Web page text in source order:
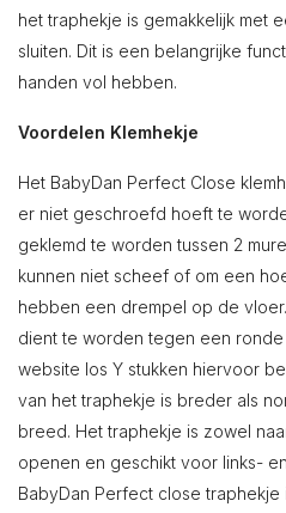
het traphekje is gemakkelijk met
sluiten. Dit is een belangrijke
handen vol hebben.
Voordelen Klemhekje
Het BabyDan Perfect Close
er niet geschroefd hoeft te
geklemd te worden tussen 2
kunnen niet scheef of om een
hebben een drempel op de
dient te worden tegen een
website los Y stukken hiervoor
van het traphekje is breder als
breed. Het traphekje is zowel
openen en geschikt voor links-
BabyDan Perfect close